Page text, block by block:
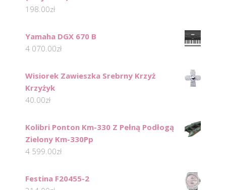
198.00zł
Yamaha DGX 670 B
4 070.00zł
Wisiorek Zawieszka Srebrny Krzyż
Krzyżyk
40.00zł
Kolibri Ponton Km-330 Z Pełną Podłogą
Zielony Km-330Pp
4 599.00zł
Festina F20455-2